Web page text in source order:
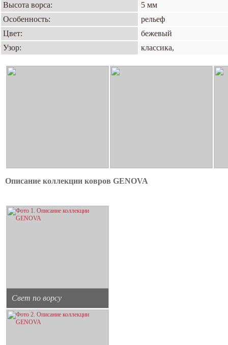
Высота ворса:
5 мм
Особенность:
рельеф
Цвет:
бежевый
Узор:
классика,
Описание коллекции ковров GENOVA
Свет по ворсу